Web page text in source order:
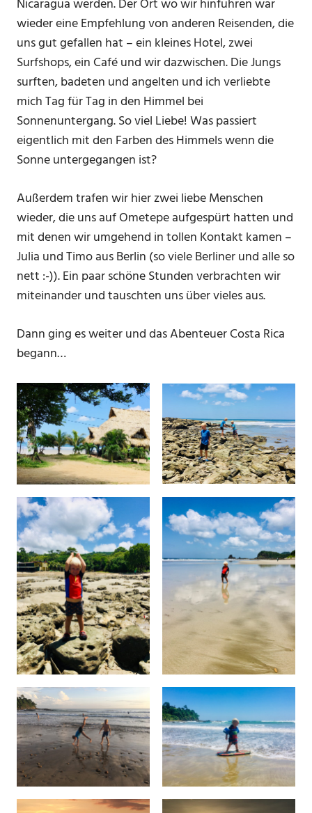
Nicaragua werden. Der Ort wo wir hinfuhren war
wieder eine Empfehlung von anderen Reisenden, die
uns gut gefallen hat – ein kleines Hotel, zwei
Surfshops, ein Café und wir dazwischen. Die Jungs
surften, badeten und angelten und ich verliebte
mich Tag für Tag in den Himmel bei
Sonnenuntergang. So viel Liebe! Was passiert
eigentlich mit den Farben des Himmels wenn die
Sonne untergegangen ist?
Außerdem trafen wir hier zwei liebe Menschen
wieder, die uns auf Ometepe aufgespürt hatten und
mit denen wir umgehend in tollen Kontakt kamen –
Julia und Timo aus Berlin (so viele Berliner und alle so
nett :-)). Ein paar schöne Stunden verbrachten wir
miteinander und tauschten uns über vieles aus.
Dann ging es weiter und das Abenteuer Costa Rica
begann…